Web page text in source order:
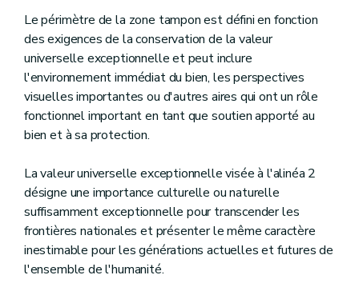
Le périmètre de la zone tampon est défini en fonction
des exigences de la conservation de la valeur
universelle exceptionnelle et peut inclure
l'environnement immédiat du bien, les perspectives
visuelles importantes ou d'autres aires qui ont un rôle
fonctionnel important en tant que soutien apporté au
bien et à sa protection.
La valeur universelle exceptionnelle visée à l'alinéa 2
désigne une importance culturelle ou naturelle
suffisamment exceptionnelle pour transcender les
frontières nationales et présenter le même caractère
inestimable pour les générations actuelles et futures de
l'ensemble de l'humanité.